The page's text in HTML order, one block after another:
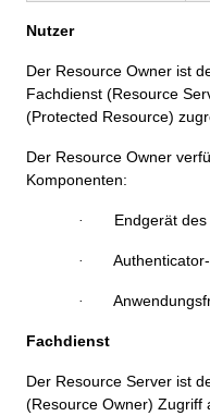
Nutzer
Der Resource Owner ist
Fachdienst (Resource
(Protected Resource)
Der Resource Owner
Komponenten:
· Endgerät
·
·
Fachdienst
Der Resource Server ist
(Resource Owner) Zugriff